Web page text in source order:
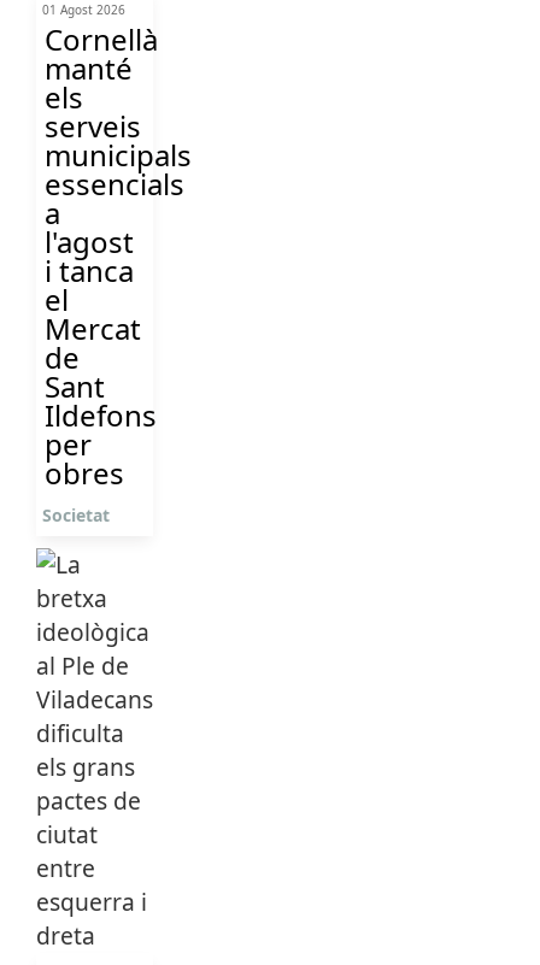
01 Agost 2026
Cornellà
manté
els
serveis
municipals
essencials
a
l'agost
i tanca
el
Mercat
de
Sant
Ildefons
per
obres
Societat